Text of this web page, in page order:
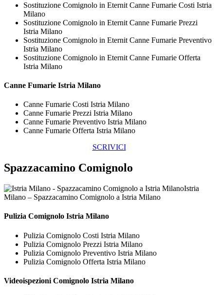
Sostituzione Comignolo in Eternit Canne Fumarie Costi Istria
Milano
Sostituzione Comignolo in Eternit Canne Fumarie Prezzi
Istria Milano
Sostituzione Comignolo in Eternit Canne Fumarie Preventivo
Istria Milano
Sostituzione Comignolo in Eternit Canne Fumarie Offerta
Istria Milano
Canne Fumarie Istria Milano
Canne Fumarie Costi Istria Milano
Canne Fumarie Prezzi Istria Milano
Canne Fumarie Preventivo Istria Milano
Canne Fumarie Offerta Istria Milano
SCRIVICI
Spazzacamino Comignolo
Istria
Milano – Spazzacamino Comignolo a Istria Milano
Pulizia Comignolo Istria Milano
Pulizia Comignolo Costi Istria Milano
Pulizia Comignolo Prezzi Istria Milano
Pulizia Comignolo Preventivo Istria Milano
Pulizia Comignolo Offerta Istria Milano
Videoispezioni Comignolo Istria Milano